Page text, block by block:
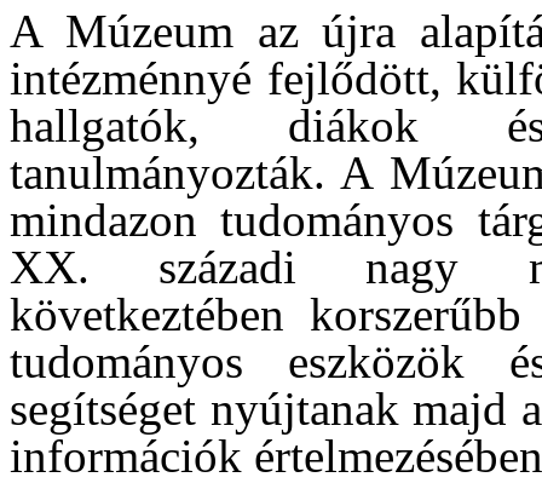
A Múzeum az újra
intézménnyé fejlődött,
hallgatók, diákok
tanulmányozták. A
mindazon tudományos
XX. századi nagy
következtében
tudományos eszközök
segítséget nyújtanak majd
információk